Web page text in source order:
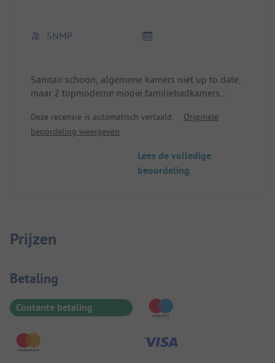
SNMP
Sanitair schoon, algemene kamers niet up to date,
maar 2 topmoderne mooie familiebadkamers.
Zeer vriendelijke en behulpzame leiding.
Broodjesservice, fietsverhuur en klein winkeltje.
Deze recensie is automatisch vertaald.
Originele
beoordeling weergeven
Lees de volledige
beoordeling
Prijzen
Betaalinformatie
Betaling
Contante betaling